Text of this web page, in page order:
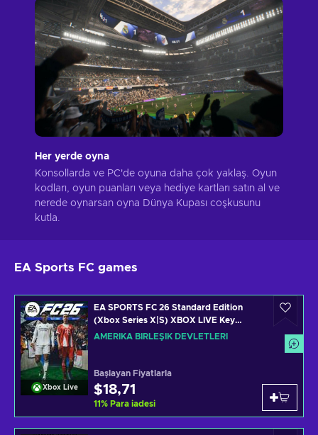
Her yerde oyna
Konsollarda ve PC'de oyuna daha çok yaklaş. Oyun
kodları, oyun puanları veya hediye kartları satın al ve
nerede oynarsan oyna Dünya Kupası coşkusunu
kutla.
EA Sports FC games
Xbox Live
EA SPORTS FC 26 Standard Edition
(Xbox Series X|S) XBOX LIVE Key
UNITED STATES
AMERIKA BIRLEŞIK DEVLETLERI
Başlayan Fiyatlarla
$18,71
11% Para iadesi